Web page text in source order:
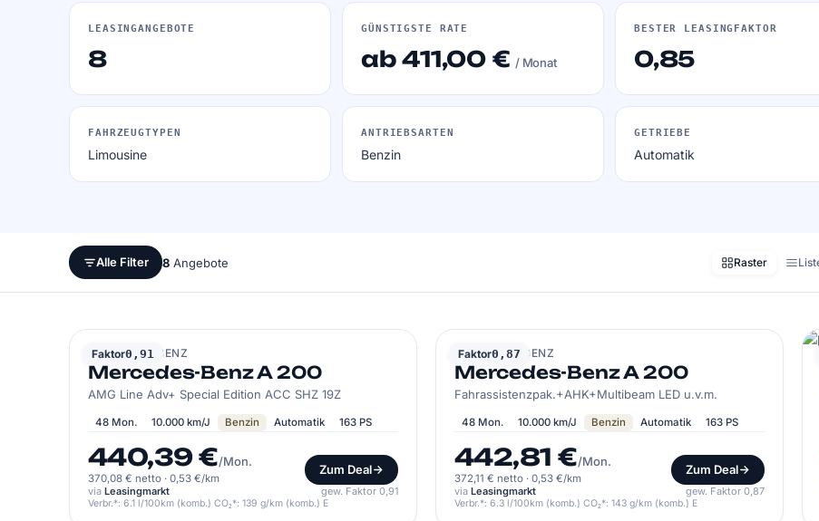
LEASINGANGEBOTE
8
GÜNSTIGSTE RATE
ab 411,00 €/ Monat
BESTER LEASINGFAKTOR
0,85
FAHRZEUGTYPEN
Limousine
ANTRIEBSARTEN
Benzin
GETRIEBE
Automatik
Alle Filter 8 Angebote Raster
Faktor0,91
MERCEDES-BENZ
Mercedes-Benz A 200
AMG Line Adv+ Special Edition ACC SHZ 19Z
48 Mon. 10.000 km/J Benzin Automatik 163 PS
440,39 €/Mon.
370,08 € netto · 0,53 €/km
Zum Deal
via Leasingmarkt gew. Faktor 0,91
Verbr.*: 6.1 l/100km (komb.) CO₂*: 139 g/km (komb.) E
Faktor0,87
MERCEDES-BENZ
Mercedes-Benz A 200
Fahrassistenzpak.+AHK+Multibeam LED u.v.m.
48 Mon. 10.000 km/J Benzin Automatik 163 PS
442,81 €/Mon.
372,11 € netto · 0,53 €/km
Zum Deal
via Leasingmarkt gew. Faktor 0,87
Verbr.*: 6.3 l/100km (komb.) CO₂*: 143 g/km (komb.) E